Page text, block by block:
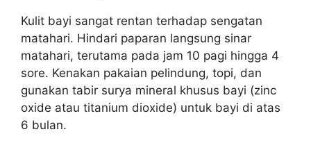
Kulit bayi sangat rentan terhadap sengatan
matahari. Hindari paparan langsung sinar
matahari, terutama pada jam 10 pagi hingga 4
sore. Kenakan pakaian pelindung, topi, dan
gunakan tabir surya mineral khusus bayi (zinc
oxide atau titanium dioxide) untuk bayi di atas
6 bulan.